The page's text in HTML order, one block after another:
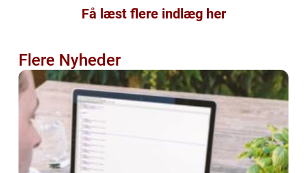
Få læst flere indlæg her
Flere Nyheder